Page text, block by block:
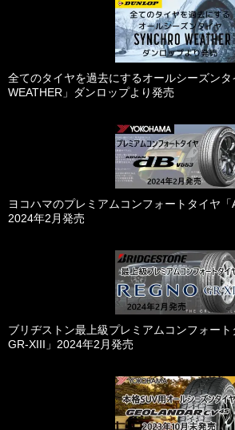
全てのタイヤを過去にするオールシーズン
WEATHER」ダンロップより発売
ヨコハマのプレミアムコンフォートタイヤ「
2024年2月発売
ブリヂストン最上級プレミアムコンフォート
GR-XIII」2024年2月発売